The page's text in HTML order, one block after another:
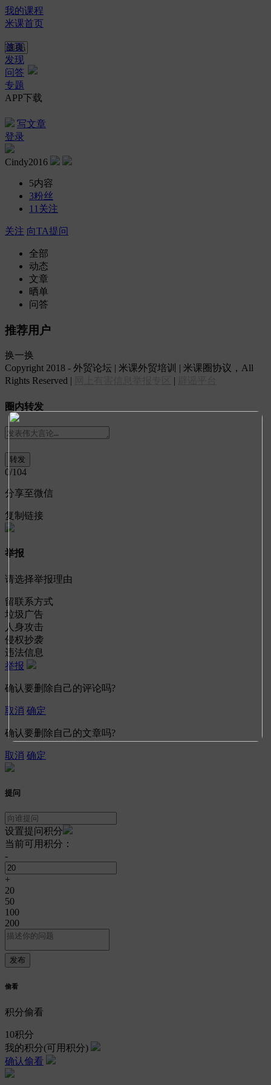
我的课程
米课首页
首页
发现
问答
专题
APP下载
写文章
登录
Cindy2016
5内容
3粉丝
11 关注
关注 向TA提问
全部
动态
文章
晒单
问答
推荐用户
换一换
Copyright 2018 - 外贸论坛 | 米课外贸培训 | 米课圈协议，All
Rights Reserved |
|
圈内转发
0/104
分享至微信
复制链接
举报
请选择举报理由
留联系方式
垃圾广告
人身攻击
侵权抄袭
违法信息
举报
确认要删除自己的评论吗?
取消 确定
确认要删除自己的文章吗?
取消 确定
提问
设置提问积分
当前可用积分：
-
+
20
50
100
200
偷看
积分偷看
10积分
我的积分(可用积分)
确认偷看